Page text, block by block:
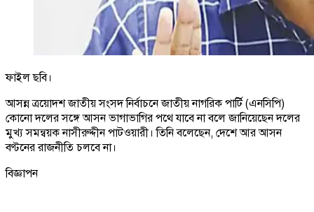
ফাইল ছবি।
আসন্ন ত্রয়োদশ জাতীয় সংসদ নির্বাচনে জাতীয় নাগরিক পার্টি (এনসিপি)
কোনো দলের সঙ্গে আসন ভাগাভাগির পথে যাবে না বলে জানিয়েছেন দলের
মুখ্য সমন্বয়ক নাসীরুদ্দীন পাটওয়ারী। তিনি বলেছেন, দেশে আর আসন
বণ্টনের রাজনীতি চলবে না।
বিজ্ঞাপন